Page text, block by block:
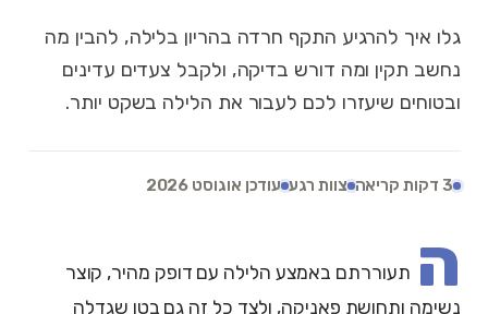
גלו איך להרגיע התקף חרדה בהריון בלילה, להבין מה
נחשב תקין ומה דורש בדיקה, ולקבל צעדים עדינים
ובטוחים שיעזרו לכם לעבור את הלילה בשקט יותר.
3 דקות קריאה צוות רגע עודכן אוגוסט 2026
ה תעוררתם באמצע הלילה עם דופק מהיר, קוצר
נשימה ותחושת פאניקה, ולצד כל זה גם בטן שגדלה